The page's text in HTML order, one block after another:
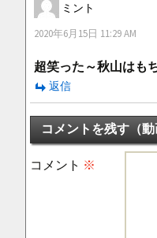
ミント
2020年6月15日 11:29 AM
超笑った～秋山はも
返信
コメントを残す（
コメント ※